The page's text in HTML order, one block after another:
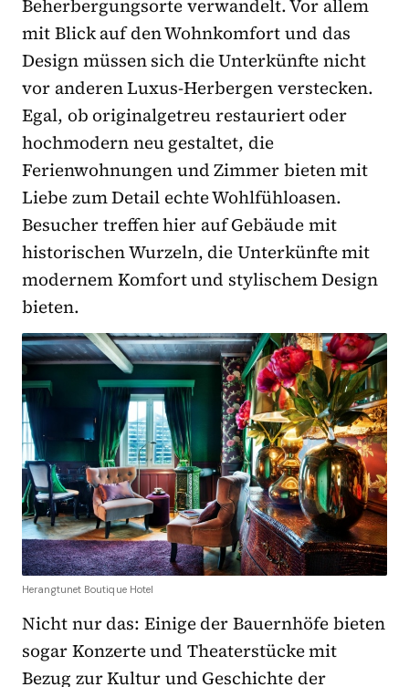
Beherbergungsorte verwandelt. Vor allem
mit Blick auf den Wohnkomfort und das
Design müssen sich die Unterkünfte nicht
vor anderen Luxus-Herbergen verstecken.
Egal, ob originalgetreu restauriert oder
hochmodern neu gestaltet, die
Ferienwohnungen und Zimmer bieten mit
Liebe zum Detail echte Wohlfühloasen.
Besucher treffen hier auf Gebäude mit
historischen Wurzeln, die Unterkünfte mit
modernem Komfort und stylischem Design
bieten.
Herangtunet Boutique Hotel
Nicht nur das: Einige der Bauernhöfe bieten
sogar Konzerte und Theaterstücke mit
Bezug zur Kultur und Geschichte der